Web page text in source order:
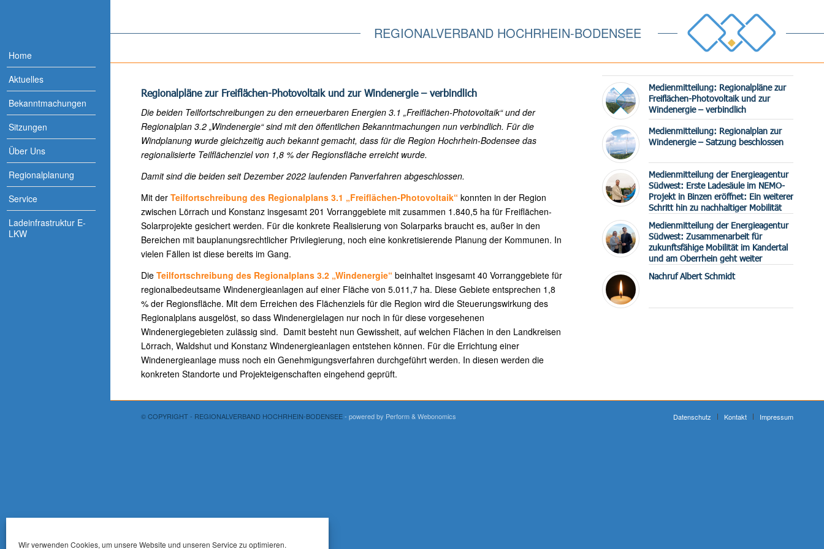
Wir verwenden Cookies, um unsere Website und unseren Service zu optimieren.
Home
Aktuelles
Bekanntmachungen
Sitzungen
Über Uns
Regionalplanung
Service
Ladeinfrastruktur E-
LKW
REGIONALVERBAND HOCHRHEIN-BODENSEE
Regionalpläne zur Freiflächen-Photovoltaik und zur Windenergie – verbindlich
Die beiden Teilfortschreibungen zu den erneuerbaren Energien 3.1 „Freiflächen-Photovoltaik“ und der
Regionalplan 3.2 „Windenergie“ sind mit den öffentlichen Bekanntmachungen nun verbindlich. Für die
Windplanung wurde gleichzeitig auch bekannt gemacht, dass für die Region Hochrhein-Bodensee das
regionalisierte Teilflächenziel von 1,8 % der Regionsfläche erreicht wurde.
Damit sind die beiden seit Dezember 2022 laufenden Panverfahren abgeschlossen.
Mit der Teilfortschreibung des Regionalplans 3.1 „Freiflächen-Photovoltaik“ konnten in der Region
zwischen Lörrach und Konstanz insgesamt 201 Vorranggebiete mit zusammen 1.840,5 ha für Freiflächen-
Solarprojekte gesichert werden. Für die konkrete Realisierung von Solarparks braucht es, außer in den
Bereichen mit bauplanungsrechtlicher Privilegierung, noch eine konkretisierende Planung der Kommunen. In
vielen Fällen ist diese bereits im Gang.
Die Teilfortschreibung des Regionalplans 3.2 „Windenergie“ beinhaltet insgesamt 40 Vorranggebiete für
regionalbedeutsame Windenergieanlagen auf einer Fläche von 5.011,7 ha. Diese Gebiete entsprechen 1,8
% der Regionsfläche. Mit dem Erreichen des Flächenziels für die Region wird die Steuerungswirkung des
Regionalplans ausgelöst, so dass Windenergielagen nur noch in für diese vorgesehenen
Windenergiegebieten zulässig sind. Damit besteht nun Gewissheit, auf welchen Flächen in den Landkreisen
Lörrach, Waldshut und Konstanz Windenergieanlagen entstehen können. Für die Errichtung einer
Windenergieanlage muss noch ein Genehmigungsverfahren durchgeführt werden. In diesen werden die
konkreten Standorte und Projekteigenschaften eingehend geprüft.
Medienmitteilung: Regionalpläne zur
Freiflächen-Photovoltaik und zur
Windenergie – verbindlich
Medienmitteilung: Regionalplan zur
Windenergie – Satzung beschlossen
Medienmitteilung der Energieagentur
Südwest: Erste Ladesäule im NEMO-
Projekt in Binzen eröffnet: Ein weiterer
Schritt hin zu nachhaltiger Mobilität
Medienmitteilung der Energieagentur
Südwest: Zusammenarbeit für
zukunftsfähige Mobilität im Kandertal
und am Oberrhein geht weiter
Nachruf Albert Schmidt
© COPYRIGHT - REGIONALVERBAND HOCHRHEIN-BODENSEE- powered by Perform& Webonomics Datenschutz Kontakt Impressum